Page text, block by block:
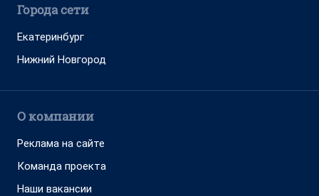
Города сети
Екатеринбург
Нижний Новгород
О компании
Реклама на сайте
Команда проекта
Наши вакансии